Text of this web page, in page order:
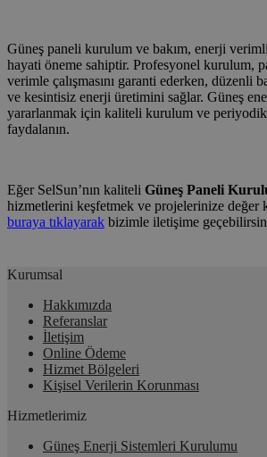
Güneş paneli kurulum ve bakım, enerji
hayati öneme sahiptir. Profesyonel kurulum,
verimle çalışmasını garanti ederken, düzenli
ve kesintisiz enerji üretimini sağlar. Güneş
yararlanmak için kaliteli kurulum ve
faydalanın.
Eğer SelSun’nın kaliteli Güneş Paneli
hizmetlerini keşfetmek ve projelerinize değer
buraya tıklayarak bizimle iletişime
Kurumsal
Hakkımızda
Referanslar
İletişim
Online Ödeme
Hizmet Bölgeleri
Kişisel Verilerin Korunması
Hizmetlerimiz
Güneş Enerji Sistemleri Kurulumu